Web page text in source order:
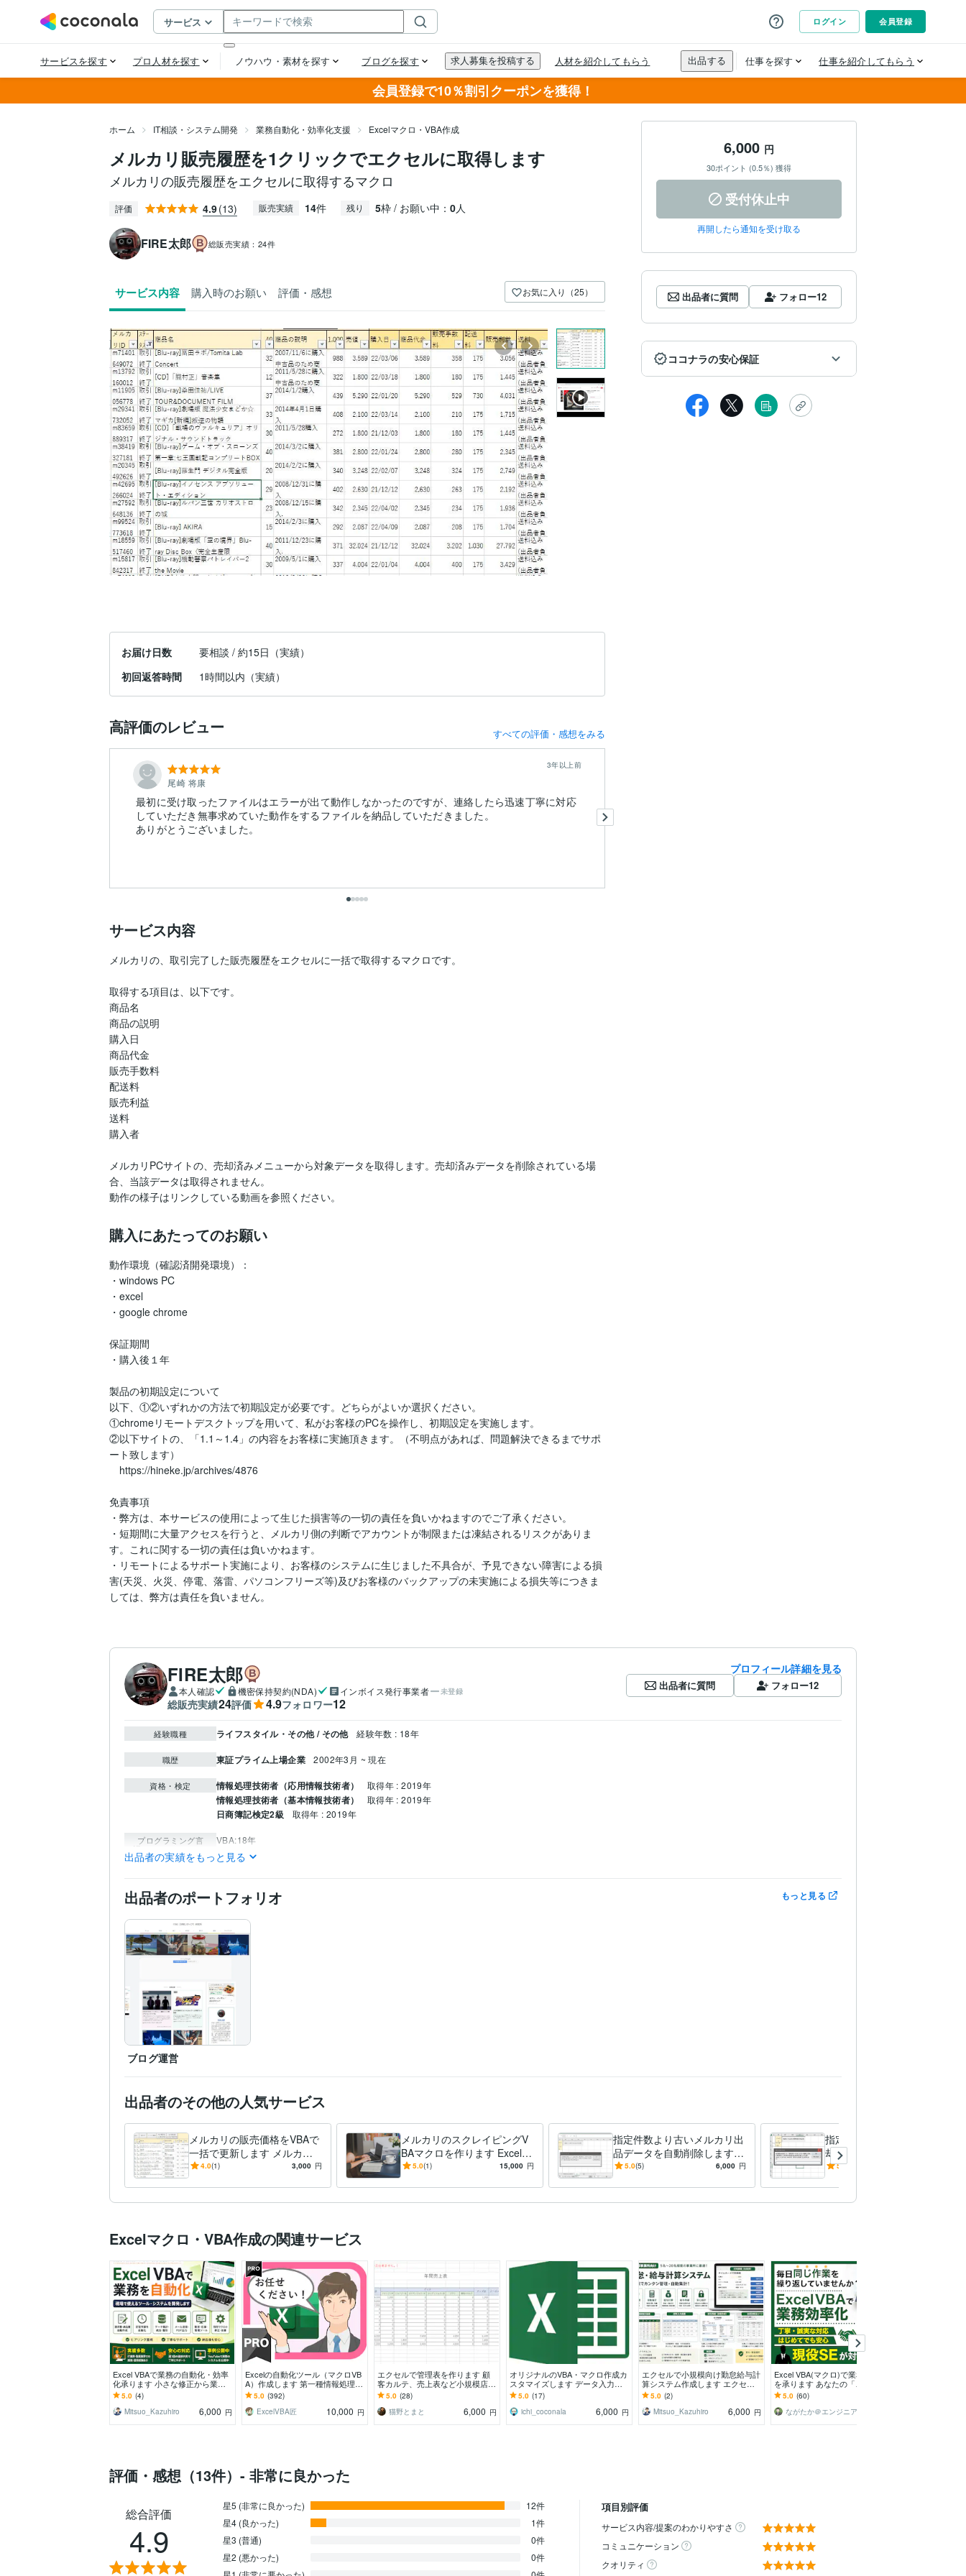
会員登録で10％割引クーポンを獲得！
ホーム IT相談・システム開発 業務自動化・効率化支援 Excelマクロ・VBA作成
メルカリ販売履歴を1クリックでエクセルに取得します
メルカリの販売履歴をエクセルに取得するマクロ
評価 4.9(13) 販売実績 14件 残り 5枠 / お願い中： 0人
FIRE太郎 総販売実績： 24件
サービス内容 購入時のお願い 評価・感想 お気に入り（25）
お届け日数
要相談 / 約15日（実績）
初回返答時間
1時間以内（実績）
高評価のレビュー すべての評価・感想をみる
尾崎 将康
3年以上前
最初に受け取ったファイルはエラーが出て動作しなかったのですが、連絡したら迅速丁寧に対応
していただき無事求めていた動作をするファイルを納品していただきました。
ありがとうございました。
サービス内容
メルカリの、取引完了した販売履歴をエクセルに一括で取得するマクロです。
取得する項目は、以下です。
商品名
商品の説明
購入日
商品代金
販売手数料
配送料
販売利益
送料
購入者
メルカリPCサイトの、売却済みメニューから対象データを取得します。売却済みデータを削除されている場
合、当該データは取得されません。
動作の様子はリンクしている動画を参照ください。
購入にあたってのお願い
動作環境（確認済開発環境）：
・windows PC
・excel
・google chrome
保証期間
・購入後１年
製品の初期設定について
以下、①②いずれかの方法で初期設定が必要です。どちらがよいか選択ください。
①chromeリモートデスクトップを用いて、私がお客様のPCを操作し、初期設定を実施します。
②以下サイトの、「1.1～1.4」の内容をお客様に実施頂きます。（不明点があれば、問題解決できるまでサポ
ート致します）
https://hineke.jp/archives/4876
免責事項
・弊方は、本サービスの使用によって生じた損害等の一切の責任を負いかねますのでご了承ください。
・短期間に大量アクセスを行うと、メルカリ側の判断でアカウントが制限または凍結されるリスクがありま
す。これに関する一切の責任は負いかねます。
・リモートによるサポート実施により、お客様のシステムに生じました不具合が、予見できない障害による損
害(天災、火災、停電、落雷、パソコンフリーズ等)及びお客様のバックアップの未実施による損失等につきま
しては、弊方は責任を負いません。
6,000 円
30ポイント (0.5％) 獲得
受付休止中
再開したら通知を受け取る
出品者に質問 フォロー12
ココナラの安心保証
FIRE太郎
本人確認 機密保持契約(NDA) インボイス発行事業者 未登録
総販売実績24評価 4.9フォロワー12
プロフィール詳細を見る
出品者に質問 フォロー12
経験職種 ライフスタイル・その他 / その他 経験年数 : 18年
職歴 東証プライム上場企業 2002年3月 ~ 現在
資格・検定 情報処理技術者（応用情報技術者） 取得年 : 2019年
情報処理技術者（基本情報技術者） 取得年 : 2019年
日商簿記検定2級 取得年 : 2019年
プログラミング言
語・フレームワーク
VBA:18年
得意分野 IT相談・システム開発
学歴 GMARCH
出品者の実績をもっと見る
出品者のポートフォリオ もっと見る
ブログ運営
出品者のその他の人気サービス
メルカリの販売価格をVBAで
一括で更新します メルカリ
の販売価格を一括で更新する
4.0(1) 3,000 円
メルカリのスクレイピングV
BAマクロを作ります ExcelV
BAマクロでメルカリをスク
5.0(1) 15,000 円
指定件数より古いメルカリ出
品データを自動削除します
指定件数より古いメルカリ出
5.0(5) 6,000 円
指定件数より古いメルカリ売
却済データを削除します 指
定件数より古いメルカリ売却
5.0
Excelマクロ・VBA作成の関連サービス
Excel VBAで業務の自動化・効率
化承ります 小さな修正から業務
システムまで。
5.0 (4)
Mitsuo_Kazuhiro
6,000 円
Excelの自動化ツール（マクロVB
A）作成します 第一種情報処理技
術者の国家資格保有、実際にプロ
として活躍中！
5.0 (392)
ExcelVBA匠
10,000 円
エクセルで管理表を作ります 顧
客カルテ、売上表など小規模店舗
の管理台帳にいかがですか？
5.0 (28)
猫野とまと
6,000 円
オリジナルのVBA・マクロ作成カ
スタマイズします データ入力作
業がラクラク！集計作業が「ポチ
っとな」で一瞬に！
5.0 (17)
ichi_coconala
6,000 円
エクセルで小規模向け勤怠給与計
算システム作成します エクセル
マクロVBAを使って打刻・給与・
明細を自動化
5.0 (2)
Mitsuo_Kazuhiro
6,000 円
Excel VBA(マクロ)で業務効率化
を承ります あなたの「こうだっ
たいいのに」を叶えるお手伝いを
します！
5.0 (60)
ながたか＠エンジニア
評価・感想（13件）- 非常に良かった
総合評価
4.9
星5 (非常に良かった)
12件
星4 (良かった)
1件
星3 (普通)
0件
星2 (悪かった)
0件
項目別評価
サービス内容/提案のわかりやすさ
コミュニケーション
クオリティ